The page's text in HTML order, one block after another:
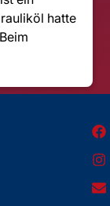
hatte